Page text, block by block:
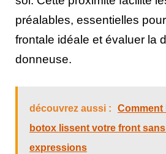
préalables, essentielles
frontale idéale et évaluer la
donneuse.
découvrez aussi :
Comment
botox lissent votre front
expressions